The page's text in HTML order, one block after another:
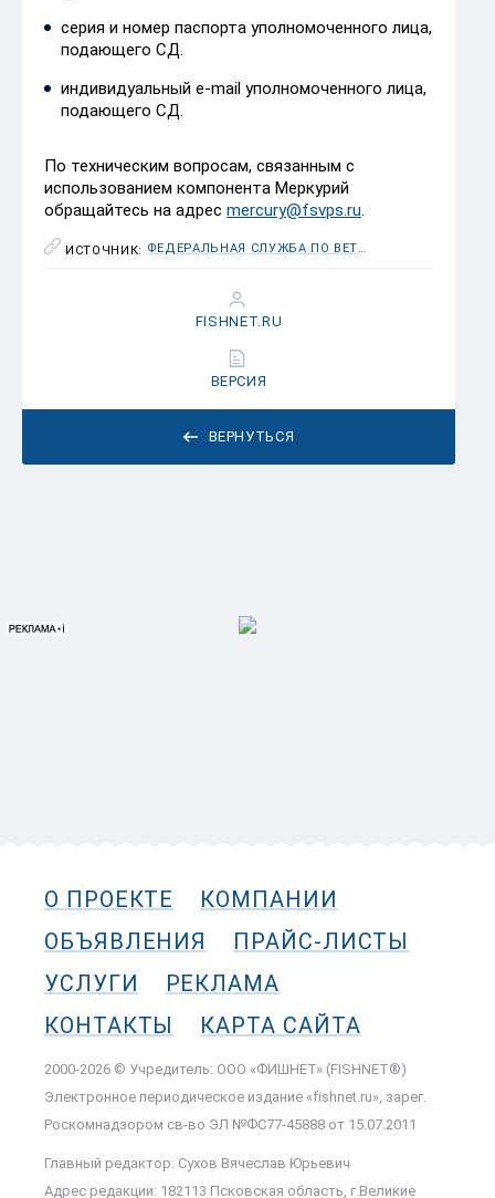
серия и номер паспорта уполномоченного лица,
подающего СД.
индивидуальный e-mail уполномоченного лица,
подающего СД.
По техническим вопросам, связанным с
использованием компонента Меркурий
обращайтесь на адрес mercury@fsvps.ru.
ИСТОЧНИК: ФЕДЕРАЛЬНАЯ СЛУЖБА ПО ВЕТЕРИНАРНОМУ И ФИТОСАНИТАРНОМУ НАДЗОРУ (РОССЕЛЬХОЗНАДЗОР)
ВЕРНУТЬСЯ
FISHNET.RU
ВЕРСИЯ
О ПРОЕКТЕ
КОМПАНИИ
ОБЪЯВЛЕНИЯ
ПРАЙС-ЛИСТЫ
УСЛУГИ
РЕКЛАМА
КОНТАКТЫ
КАРТА САЙТА
2000-2026 © Учредитель: ООО «ФИШНЕТ» (FISHNET®)
Электронное периодическое издание «fishnet.ru», зарег.
Роскомнадзором cв-во ЭЛ №ФС77-45888 от 15.07.2011
Главный редактор: Сухов Вячеслав Юрьевич
Адрес редакции: 182113 Псковская область, г.Великие